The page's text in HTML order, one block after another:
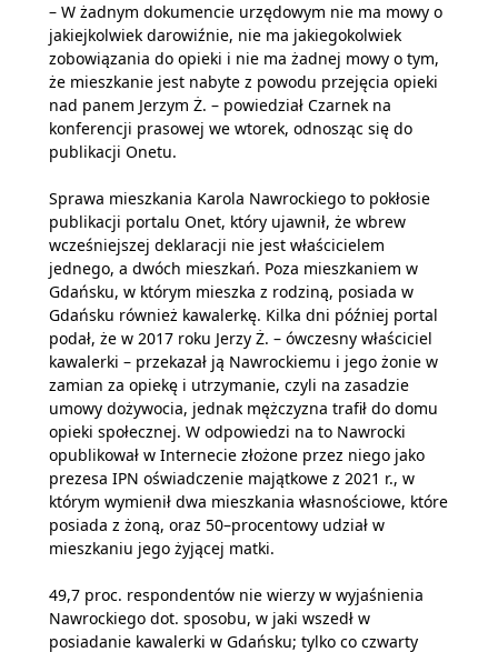
– W żadnym dokumencie urzędowym nie ma mowy o
jakiejkolwiek darowiźnie, nie ma jakiegokolwiek
zobowiązania do opieki i nie ma żadnej mowy o tym,
że mieszkanie jest nabyte z powodu przejęcia opieki
nad panem Jerzym Ż. – powiedział Czarnek na
konferencji prasowej we wtorek, odnosząc się do
publikacji Onetu.
Sprawa mieszkania Karola Nawrockiego to pokłosie
publikacji portalu Onet, który ujawnił, że wbrew
wcześniejszej deklaracji nie jest właścicielem
jednego, a dwóch mieszkań. Poza mieszkaniem w
Gdańsku, w którym mieszka z rodziną, posiada w
Gdańsku również kawalerkę. Kilka dni później portal
podał, że w 2017 roku Jerzy Ż. – ówczesny właściciel
kawalerki – przekazał ją Nawrockiemu i jego żonie w
zamian za opiekę i utrzymanie, czyli na zasadzie
umowy dożywocia, jednak mężczyzna trafił do domu
opieki społecznej. W odpowiedzi na to Nawrocki
opublikował w Internecie złożone przez niego jako
prezesa IPN oświadczenie majątkowe z 2021 r., w
którym wymienił dwa mieszkania własnościowe, które
posiada z żoną, oraz 50–procentowy udział w
mieszkaniu jego żyjącej matki.
49,7 proc. respondentów nie wierzy w wyjaśnienia
Nawrockiego dot. sposobu, w jaki wszedł w
posiadanie kawalerki w Gdańsku; tylko co czwarty